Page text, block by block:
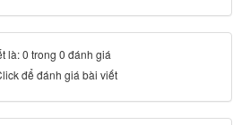
là: 0 trong 0 đánh giá
để đánh giá bài viết